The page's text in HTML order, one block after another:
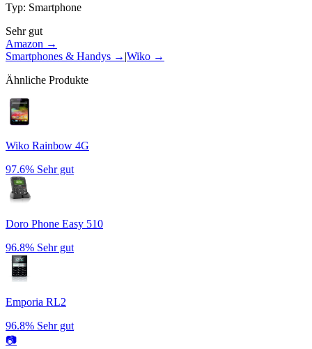
Typ: Smartphone
Sehr gut
Amazon →
Smartphones & Handys → |Wiko →
Ähnliche Produkte
Wiko Rainbow 4G
97.6% Sehr gut
Doro Phone Easy 510
96.8% Sehr gut
Emporia RL2
96.8% Sehr gut
📷